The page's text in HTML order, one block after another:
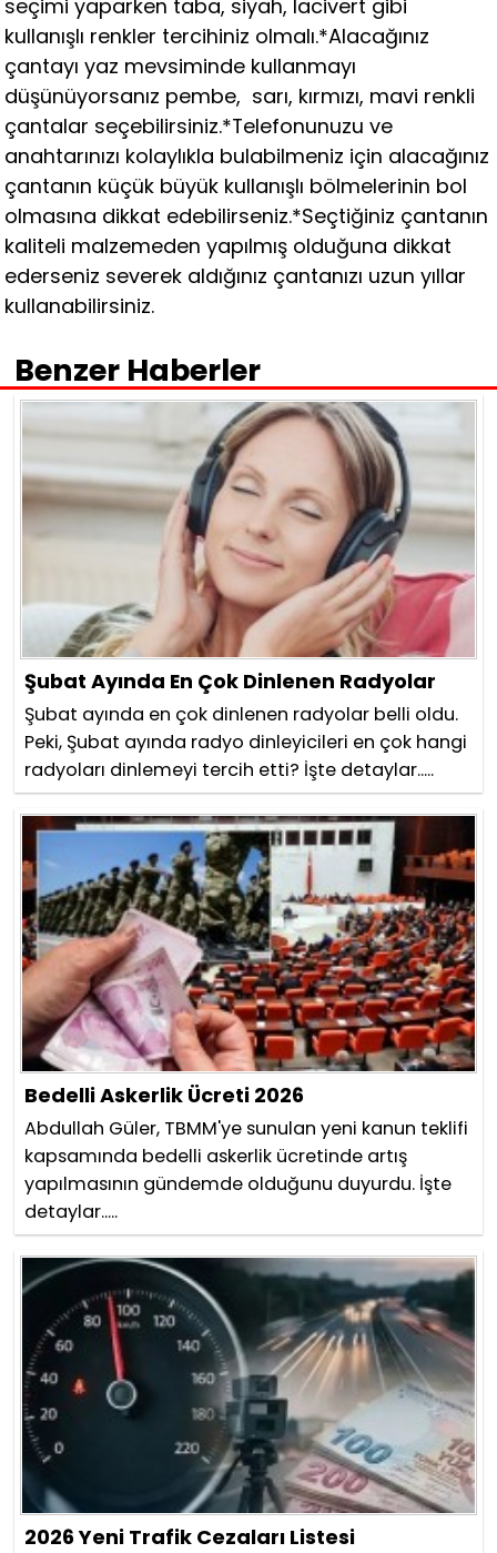
seçimi yaparken taba, siyah, lacivert gibi
kullanışlı renkler tercihiniz olmalı.*Alacağınız
çantayı yaz mevsiminde kullanmayı
düşünüyorsanız pembe, sarı, kırmızı, mavi renkli
çantalar seçebilirsiniz.*Telefonunuzu ve
anahtarınızı kolaylıkla bulabilmeniz için alacağınız
çantanın küçük büyük kullanışlı bölmelerinin bol
olmasına dikkat edebilirseniz.*Seçtiğiniz çantanın
kaliteli malzemeden yapılmış olduğuna dikkat
ederseniz severek aldığınız çantanızı uzun yıllar
kullanabilirsiniz.
Benzer Haberler
Şubat Ayında En Çok Dinlenen Radyolar
Şubat ayında en çok dinlenen radyolar belli oldu.
Peki, Şubat ayında radyo dinleyicileri en çok hangi
radyoları dinlemeyi tercih etti? İşte detaylar.....
Bedelli Askerlik Ücreti 2026
Abdullah Güler, TBMM'ye sunulan yeni kanun teklifi
kapsamında bedelli askerlik ücretinde artış
yapılmasının gündemde olduğunu duyurdu. İşte
detaylar.....
2026 Yeni Trafik Cezaları Listesi